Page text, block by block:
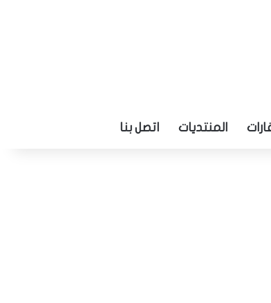
المنتديات اتصل بنا